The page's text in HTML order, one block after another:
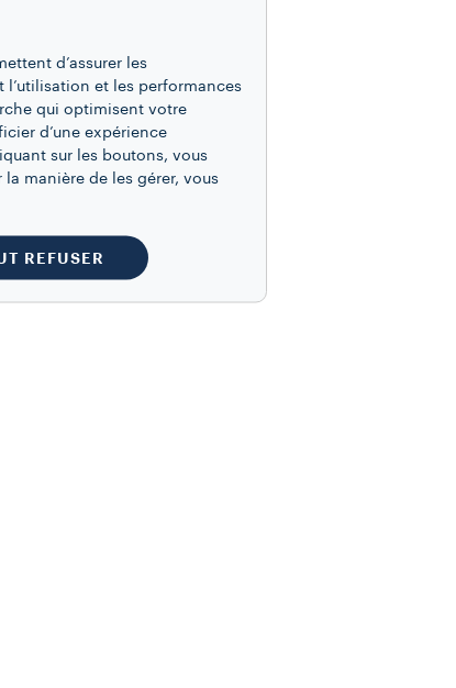
d’assurer les
l’utilisation et les performances
qui optimisent votre
d’une expérience
sur les boutons, vous
manière de les gérer, vous
REFUSER